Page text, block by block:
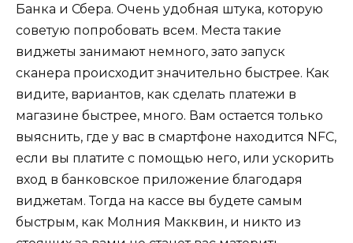
Банка и Сбера. Очень удобная штука, которую
советую попробовать всем. Места такие
виджеты занимают немного, зато запуск
сканера происходит значительно быстрее. Как
видите, вариантов, как сделать платежи в
магазине быстрее, много. Вам остается только
выяснить, где у вас в смартфоне находится NFC,
если вы платите с помощью него, или ускорить
вход в банковское приложение благодаря
виджетам. Тогда на кассе вы будете самым
быстрым, как Молния Макквин, и никто из